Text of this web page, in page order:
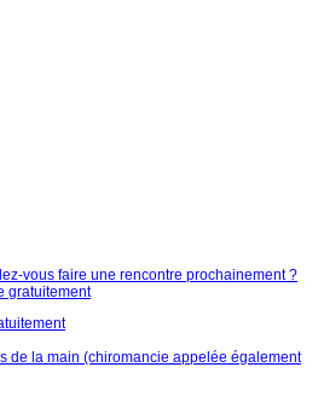
vous faire une rencontre prochainement ?
gratuitement
de la main (chiromancie appelée également